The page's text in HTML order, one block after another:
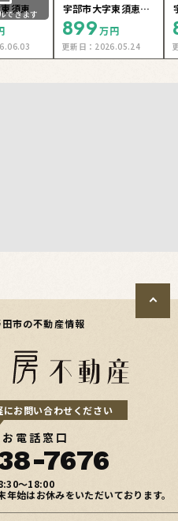
須恵
宇部市大字東須恵旭
が丘③号地
899 万円
更新日： 2026.05.24
できます
市の不動産情報
お問い合わせください
電話窓口
7676
〜18:00
始はお休みをいただいております。